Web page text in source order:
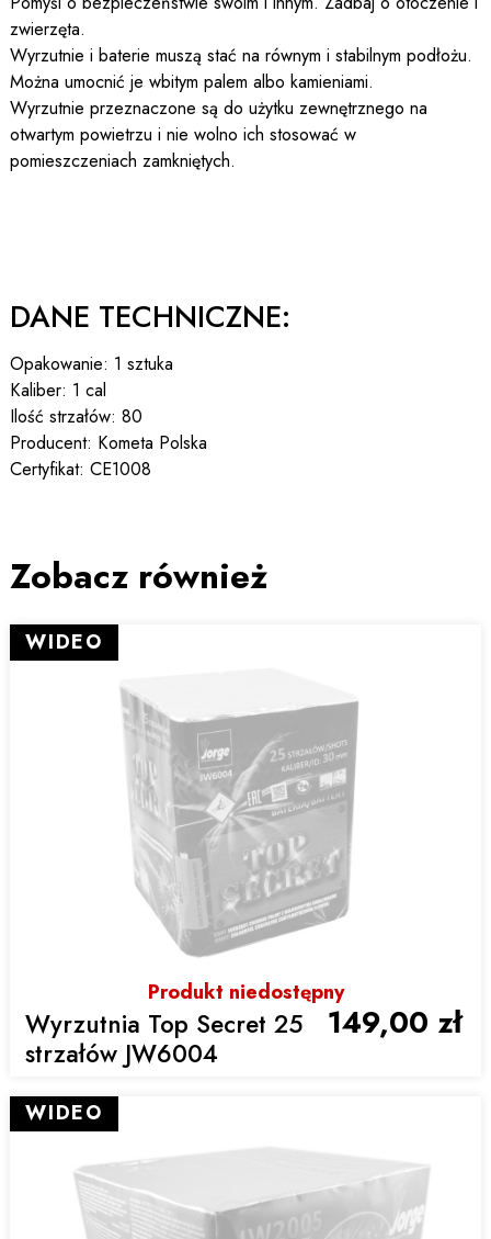
zwierzęta.
Wyrzutnie i baterie muszą stać na równym i stabilnym podłożu.
Można umocnić je wbitym palem albo kamieniami.
Wyrzutnie przeznaczone są do użytku zewnętrznego na
otwartym powietrzu i nie wolno ich stosować w
pomieszczeniach zamkniętych.
DANE TECHNICZNE:
Opakowanie: 1 sztuka
Kaliber: 1 cal
Ilość strzałów: 80
Producent: Kometa Polska
Certyfikat: CE1008
Zobacz również
Produkt niedostępny
Wyrzutnia Top Secret 25
strzałów JW6004
149,00 zł
WIDEO
WIDEO